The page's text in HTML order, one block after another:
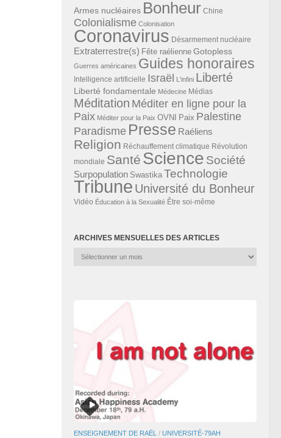
Armes nucléaires Bonheur Chine
Colonialisme Colonisation
Coronavirus Désarmement nucléaire
Extraterrestre(s) Fête raélienne Gotopless
Guerres américaines Guides honoraires
Intelligence artificielle Israël L'infini Liberté
Liberté fondamentale Médecine Médias
Méditation Méditer en ligne pour la
Paix Méditer pour la Paix OVNI Paix Palestine
Paradisme Presse Raéliens
Religion Réchauffement climatique Révolution
mondiale Santé Science Société
Surpopulation Swastika Technologie
Tribune Université du Bonheur
Vidéo Éducation à la Sexualité Être soi-même
ARCHIVES MENSUELLES DES ARTICLES
Archives
ENSEIGNEMENT DE RAËL / UNIVERSITÉ-79AH